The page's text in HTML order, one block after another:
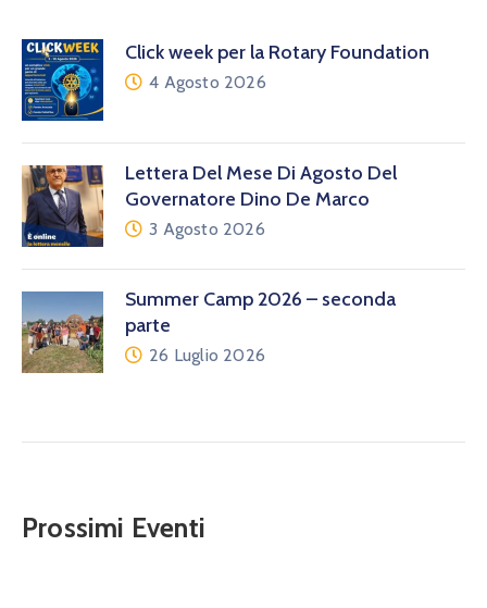
Click week per la Rotary Foundation
4 Agosto 2026
Lettera Del Mese Di Agosto Del
Governatore Dino De Marco
3 Agosto 2026
Summer Camp 2026 – seconda
parte
26 Luglio 2026
Prossimi Eventi